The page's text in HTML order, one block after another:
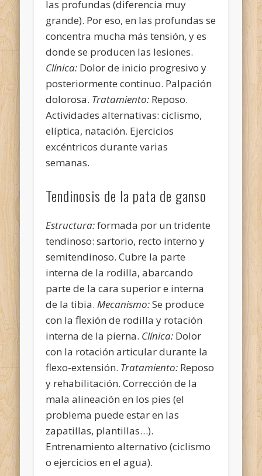
las profundas (diferencia muy
grande). Por eso, en las profundas se
concentra mucha más tensión, y es
donde se producen las lesiones.
Clínica: Dolor de inicio progresivo y
posteriormente continuo. Palpación
dolorosa. Tratamiento: Reposo.
Actividades alternativas: ciclismo,
elíptica, natación. Ejercicios
excéntricos durante varias
semanas.
Tendinosis de la pata de ganso
Estructura:formada por un tridente
tendinoso: sartorio, recto interno y
semitendinoso. Cubre la parte
interna de la rodilla, abarcando
parte de la cara superior e interna
de la tibia.Mecanismo:Se produce
con la flexión de rodilla y rotación
interna de la pierna. Clínica: Dolor
con la rotación articular durante la
flexo-extensión. Tratamiento: Reposo
y rehabilitación. Corrección de la
mala alineación en los pies (el
problema puede estar en las
zapatillas, plantillas…).
Entrenamiento alternativo (ciclismo
o ejercicios en el agua).